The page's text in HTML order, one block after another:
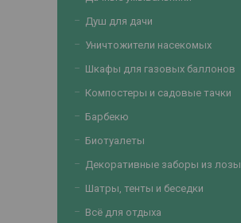
Душ для дачи
Уничтожители насекомых
Шкафы для газовых баллонов
Компостеры и садовые тачки
Барбекю
Биотуалеты
Декоративные заборы из лозы
Шатры, тенты и беседки
Всё для отдыха